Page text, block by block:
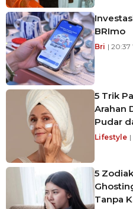
BRImo
Bri | 20:37
5 Trik
Arahan
Pudar
Lifestyle
5
Tanpa